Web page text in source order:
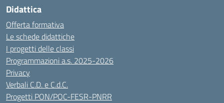
Didattica
Offerta formativa
Le schede didattiche
I progetti delle classi
Programmazioni a.s. 2025-2026
Privacy
Verbali C.D. e C.d.C.
Progetti PON/POC-FESR-PNRR